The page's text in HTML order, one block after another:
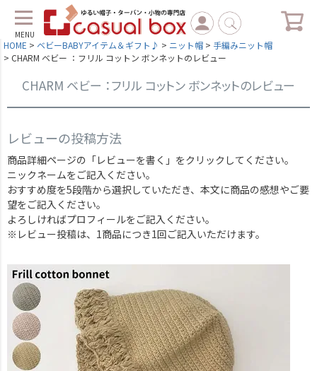
MENU
HOME ベビーBABYアイテム＆ギフト♪ ニット帽
手編みニット帽
CHARM ベビー ：フリル コットン ボンネットのレビュー
CHARM ベビー ：フリル コットン ボンネットのレビュー
レビューの投稿方法
商品詳細ページの「レビューを書く」をクリックしてください。
ニックネームをご記入ください。
おすすめ度を5段階から選択していただき、本文に商品の感想やご要
望をご記入ください。
よろしければプロフィールをご記入ください。
※レビュー投稿は、1商品につき1回ご記入いただけます。